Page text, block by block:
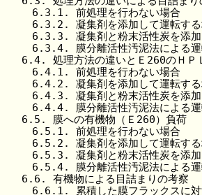
6.3.1. 前処理を行わない場合
6.3.2. 凝集剤を添加して運転する
6.3.3. 凝集剤と粉末活性炭を添加
6.3.4. 膜分離活性汚泥法による運
6.4. 処理方法の違いとＥ260のＨＰ
6.4.1. 前処理を行わない場合
6.4.2. 凝集剤を添加して運転する
6.4.3. 凝集剤と粉末活性炭を添加
6.4.4. 膜分離活性汚泥法による運
6.5. 膜への有機物（Ｅ260）負荷
6.5.1. 前処理を行わない場合
6.5.2. 凝集剤を添加して運転する
6.5.3. 凝集剤と粉末活性炭を添加
6.5.4. 膜分離活性汚泥法による運
6.6. 有機物による目詰まりの考察
6.6.1. 累積した膜フラックスに対す